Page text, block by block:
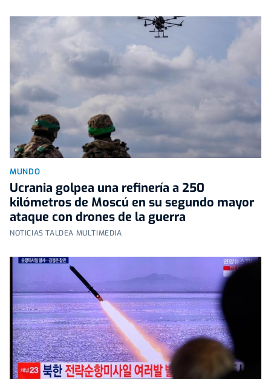
MUNDO
Ucrania golpea una refinería a 250
kilómetros de Moscú en su segundo mayor
ataque con drones de la guerra
NOTICIAS TALDEA MULTIMEDIA